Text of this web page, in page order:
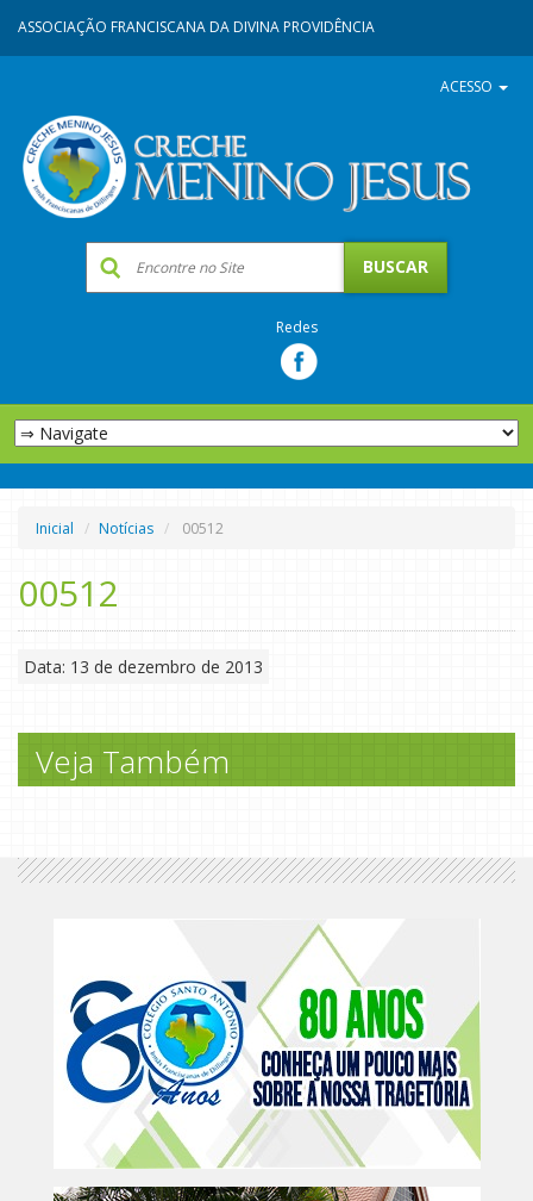
ASSOCIAÇÃO FRANCISCANA DA DIVINA PROVIDÊNCIA
ACESSO
Redes
Inicial Notícias 00512
00512
Data: 13 de dezembro de 2013
Veja Também